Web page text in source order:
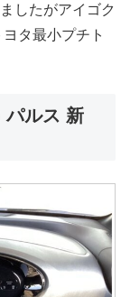
したがアイゴク
タ最小プチト
パルス 新